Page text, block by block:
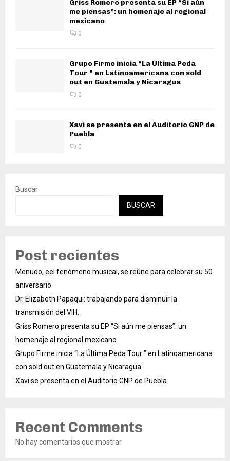
Griss Romero presenta su EP “Si aún
me piensas”: un homenaje al regional
mexicano
0
Grupo Firme inicia “La Última Peda
Tour ” en Latinoamericana con sold
out en Guatemala y Nicaragua
0
Xavi se presenta en el Auditorio GNP de
Puebla
0
Buscar
BUSCAR
Post recientes
Menudo, eel fenómeno musical, se reúne para celebrar su 50
aniversario
Dr. Elizabeth Papaqui: trabajando para disminuir la
transmisión del VIH.
Griss Romero presenta su EP “Si aún me piensas”: un
homenaje al regional mexicano
Grupo Firme inicia “La Última Peda Tour ” en Latinoamericana
con sold out en Guatemala y Nicaragua
Xavi se presenta en el Auditorio GNP de Puebla
Recent Comments
No hay comentarios que mostrar.